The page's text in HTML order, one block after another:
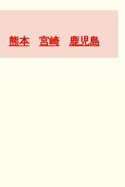
熊本 宮崎 鹿児島